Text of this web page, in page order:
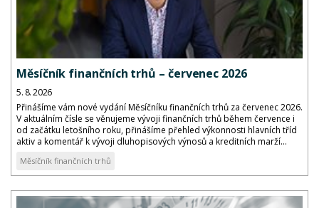
Měsíčník finančních trhů – červenec 2026
5. 8. 2026
Přinášíme vám nové vydání Měsíčníku finančních trhů za červenec 2026.
V aktuálním čísle se věnujeme vývoji finančních trhů během července i
od začátku letošního roku, přinášíme přehled výkonnosti hlavních tříd
aktiv a komentář k vývoji dluhopisových výnosů a kreditních marží...
Měsíčník finančních trhů